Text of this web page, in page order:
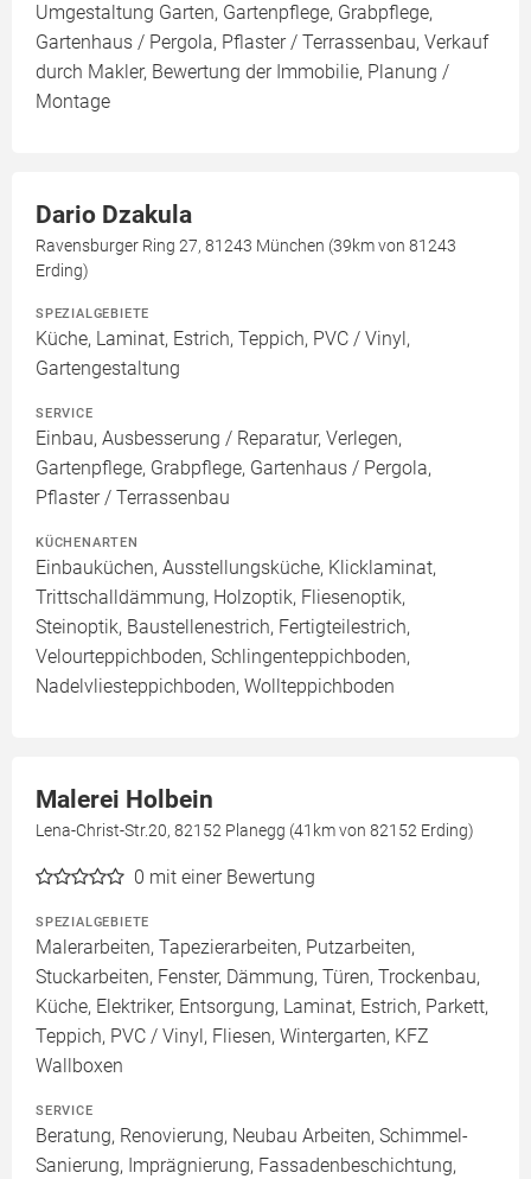
Umgestaltung Garten, Gartenpflege, Grabpflege,
Gartenhaus / Pergola, Pflaster / Terrassenbau, Verkauf
durch Makler, Bewertung der Immobilie, Planung /
Montage
Dario Dzakula
Ravensburger Ring 27, 81243 München (39km von 81243
Erding)
SPEZIALGEBIETE
Küche, Laminat, Estrich, Teppich, PVC / Vinyl,
Gartengestaltung
SERVICE
Einbau, Ausbesserung / Reparatur, Verlegen,
Gartenpflege, Grabpflege, Gartenhaus / Pergola,
Pflaster / Terrassenbau
KÜCHENARTEN
Einbauküchen, Ausstellungsküche, Klicklaminat,
Trittschalldämmung, Holzoptik, Fliesenoptik,
Steinoptik, Baustellenestrich, Fertigteilestrich,
Velourteppichboden, Schlingenteppichboden,
Nadelvliesteppichboden, Wollteppichboden
Malerei Holbein
Lena-Christ-Str.20, 82152 Planegg (41km von 82152 Erding)
0 mit einer Bewertung
SPEZIALGEBIETE
Malerarbeiten, Tapezierarbeiten, Putzarbeiten,
Stuckarbeiten, Fenster, Dämmung, Türen, Trockenbau,
Küche, Elektriker, Entsorgung, Laminat, Estrich, Parkett,
Teppich, PVC / Vinyl, Fliesen, Wintergarten, KFZ
Wallboxen
SERVICE
Beratung, Renovierung, Neubau Arbeiten, Schimmel-
Sanierung, Imprägnierung, Fassadenbeschichtung,